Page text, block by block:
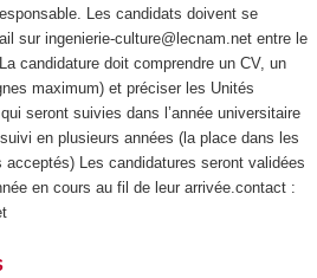
Les candidats doivent se
sur ingenierie-culture@lecnam.net entre le
candidature doit comprendre un CV, un
maximum) et préciser les Unités
seront suivies dans l’année universitaire
en plusieurs années (la place dans les
Les candidatures seront validées
en cours au fil de leur arrivée.contact :